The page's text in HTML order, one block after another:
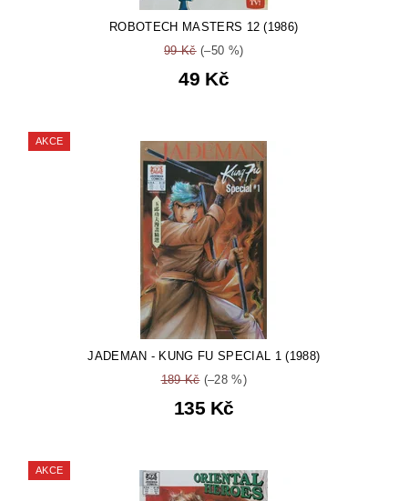
ROBOTECH MASTERS 12 (1986)
99 Kč(–50 %)
49 Kč
AKCE
JADEMAN - KUNG FU SPECIAL 1 (1988)
189 Kč(–28 %)
135 Kč
AKCE